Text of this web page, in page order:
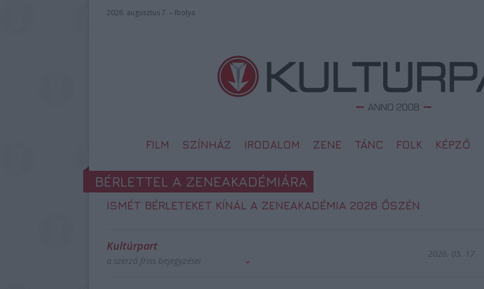
2026. augusztus 7. – Ibolya
FILM SZÍNHÁZ IRODALOM ZENE TÁNC FOLK KÉPZŐ
BÉRLETTEL A ZENEAKADÉMIÁRA
ISMÉT BÉRLETEKET KÍNÁL A ZENEAKADÉMIA 2026 ŐSZÉN
Kultúrpart
a szerző friss bejegyzései
2026. 05. 17.